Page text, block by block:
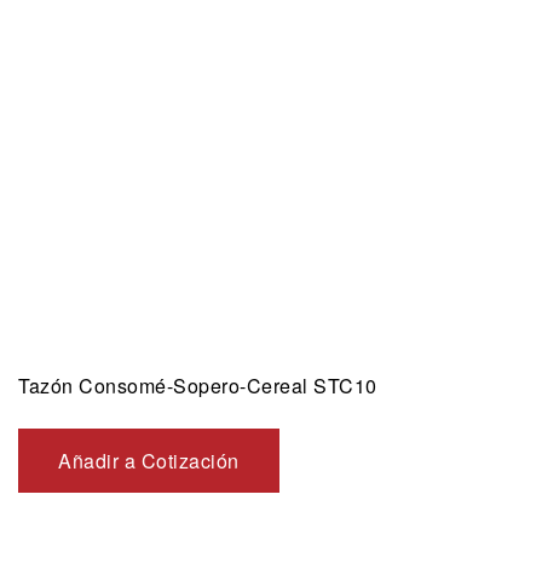
Tazón Consomé-Sopero-Cereal STC10
Añadir a Cotización